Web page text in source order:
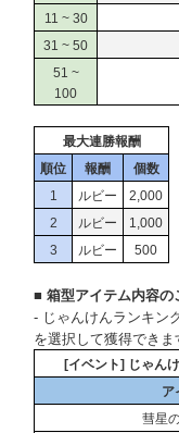
11 ~ 30
31 ~ 50
51 ~
100
最大連勝報酬
順位
報酬
個数
1
ルビー
2,000
2
ルビー
1,000
3
ルビー 500
■ 箱型アイテム内容の
- じゃんけんランキン
を選択して獲得できま
[イベント] じゃん
ア
彗星